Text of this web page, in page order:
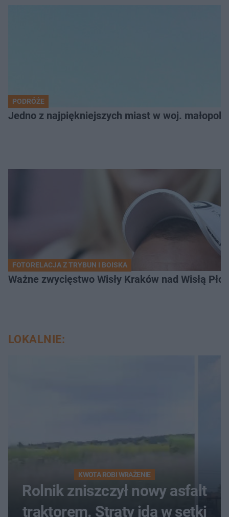
PODRÓŻE
Jedno z najpiękniejszych miast w woj.
FOTORELACJA Z TRYBUN I BOISKA
Ważne zwycięstwo Wisły Kraków nad Wisłą
LOKALNIE:
KWOTA ROBI WRAŻENIE
Rolnik zniszczył nowy asfalt
traktorem. Straty idą w setki